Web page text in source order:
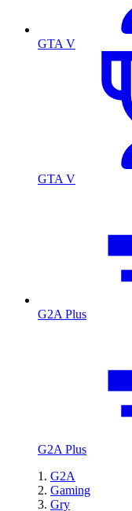
GTA V
GTA V
G2A Plus
G2A Plus
G2A
Gaming
Gry